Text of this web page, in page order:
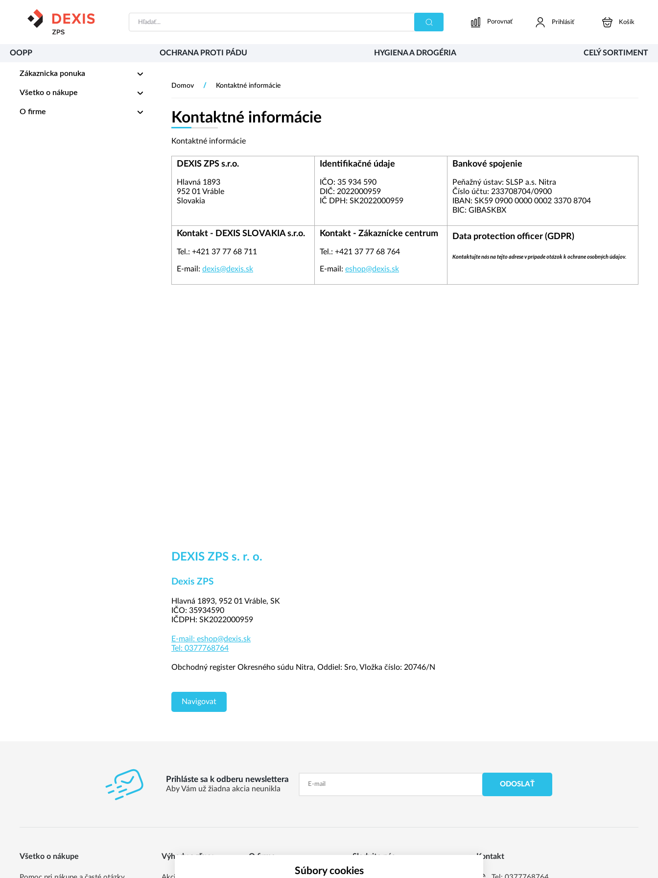
Porovnať Prihlásiť Košík
OOPP OCHRANA PROTI PÁDU HYGIENA A DROGÉRIA CELÝ SORTIMENT
Zákaznicka ponuka
Všetko o nákupe
O firme
Domov / Kontaktné informácie
Kontaktné informácie
Kontaktné informácie
DEXIS ZPS s.r.o.
Hlavná 1893
952 01 Vráble
Slovakia
Identifikačné údaje
IČO: 35 934 590
DIČ: 2022000959
IČ DPH: SK2022000959
Bankové spojenie
Peňažný ústav: SLSP a.s. Nitra
Číslo účtu: 233708704/0900
IBAN: SK59 0900 0000 0002 3370 8704
BIC: GIBASKBX
Kontakt - DEXIS SLOVAKIA s.r.o.
Tel.: +421 37 77 68 711
E-mail: dexis@dexis.sk
Kontakt - Zákaznícke centrum
Tel.: +421 37 77 68 764
E-mail: eshop@dexis.sk
Data protection officer (GDPR)
Kontaktujte nás na tejto adrese v prípade otázok k ochrane osobných údajov.
DEXIS ZPS s. r. o.
Dexis ZPS
Hlavná 1893, 952 01 Vráble, SK
IČO: 35934590
IČDPH: SK2022000959
E-mail: eshop@dexis.sk
Tel: 0377768764
Obchodný register Okresného súdu Nitra, Oddiel: Sro, Vložka číslo: 20746/N
Navigovat
Prihláste sa k odberu newslettera
Aby Vám už žiadna akcia neunikla
ODOSLAŤ
Všetko o nákupe Výhody a zľavy O firme Sledujte nás Kontakt
Súbory cookies